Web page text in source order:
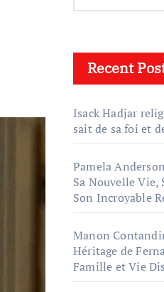
Recent
Isack Hadjar
sait de sa foi et
Pamela
Sa Nouvelle Vie,
Son Incroyable
Manon
Héritage de
Famille et Vie